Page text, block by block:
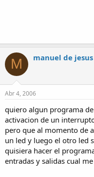
M manuel de
Abr 4, 2006
quiero algun programa
activacion de un
pero que al momento de
un led y luego el otro led
quisiera hacer el
entradas y salidas cual